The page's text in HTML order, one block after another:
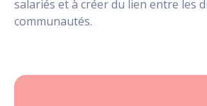
salariés et à créer du lien entre les
communautés.